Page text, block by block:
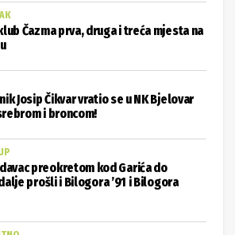
Čazma prva, druga i treća mjesta na
Josip Čikvar vratio se u NK Bjelovar
i broncom!
preokretom kod Garića do
prošli i Bilogora ’91 i Bilogora